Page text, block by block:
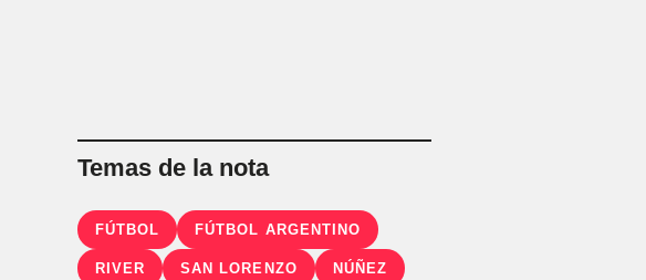
Temas de la nota
FÚTBOL FÚTBOL ARGENTINO
RIVER SAN LORENZO NÚÑEZ